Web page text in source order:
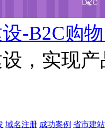
-B2C购
，实现
域名注册 成功案例 省市建站